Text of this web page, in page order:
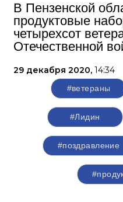
В Пензенской
продуктовые
четырехсот
Отечественной
29 декабря 2020, 14:34
#ветераны
#Лидин
#поздравление